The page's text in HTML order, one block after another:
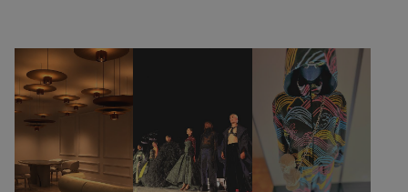
Corsi di Arte e Cultura
Corsi Comunicazione
Summer Courses
Corsi Annuali